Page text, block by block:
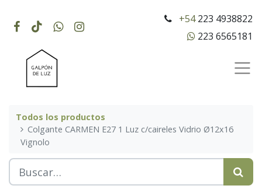
+54223 4938822
223 6565181
Todos los productos
Colgante CARMEN E27 1 Luz c/caireles Vidrio Ø12x16
Vignolo